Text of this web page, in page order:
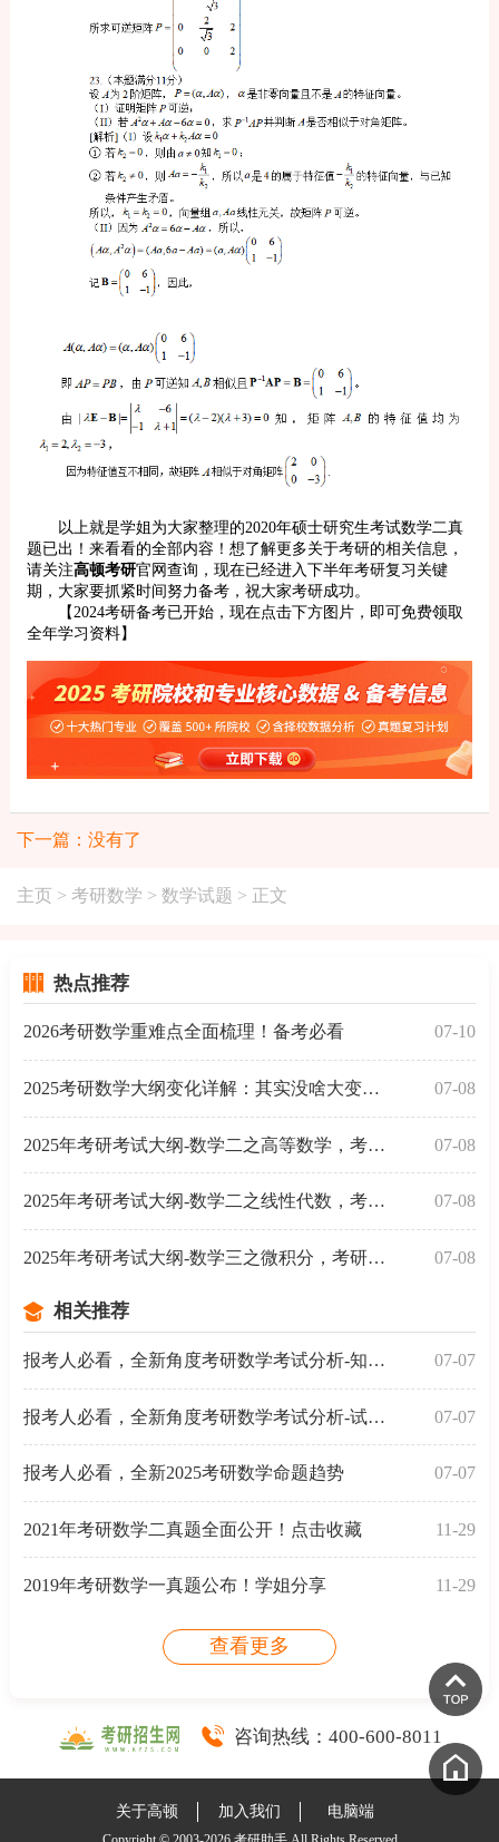
以上就是学姐为大家整理的2020年硕士研究生考试数学二真
题已出！来看看的全部内容！想了解更多关于考研的相关信息，
请关注高顿考研官网查询，现在已经进入下半年考研复习关键
期，大家要抓紧时间努力备考，祝大家考研成功。
【2024考研备考已开始，现在点击下方图片，即可免费领取
全年学习资料】
下一篇：没有了
主页 > 考研数学 > 数学试题 > 正文
热点推荐
2026考研数学重难点全面梳理！备考必看 07-10
2025考研数学大纲变化详解：其实没啥大变动，你可以这 07-08
2025年考研考试大纲-数学二之高等数学，考研考数学二高 07-08
2025年考研考试大纲-数学二之线性代数，考研考数学二线 07-08
2025年考研考试大纲-数学三之微积分，考研考数学三微积 07-08
相关推荐
报考人必看，全新角度考研数学考试分析-知识模块分值 07-07
报考人必看，全新角度考研数学考试分析-试卷内容结构 07-07
报考人必看，全新2025考研数学命题趋势 07-07
2021年考研数学二真题全面公开！点击收藏 11-29
2019年考研数学一真题公布！学姐分享 11-29
查看更多
咨询热线：400-600-8011
关于高顿 加入我们 电脑端